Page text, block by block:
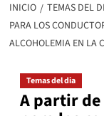
INICIO TEMAS DEL
PARA LOS
ALCOHOLEMIA EN LA
Temas del dia
A partir